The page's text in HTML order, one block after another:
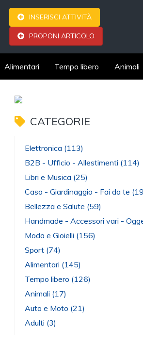
INSERISCI ATTIVITÀ
PROPONI ARTICOLO
Alimentari Tempo libero Animali
CATEGORIE
Elettronica (113)
B2B - Ufficio - Allestimenti (114)
Libri e Musica (25)
Casa - Giardinaggio - Fai da te
Bellezza e Salute (59)
Handmade - Accessori vari -
Moda e Gioielli (156)
Sport (74)
Alimentari (145)
Tempo libero (126)
Animali (17)
Auto e Moto (21)
Adulti (3)